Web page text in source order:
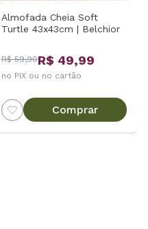
Almofada Cheia Soft
Turtle 43x43cm | Belchior
R$ 59,90R$ 49,99
no PIX ou no cartão
Comprar